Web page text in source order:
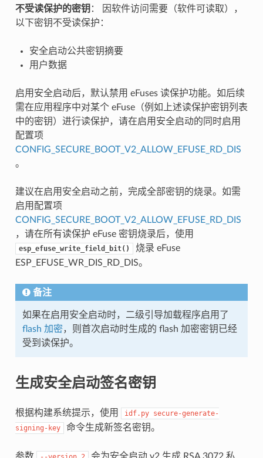
不受读保护的密钥 ： 因软件访问需要（软件可读取），
以下密钥不受读保护：
安全启动公共密钥摘要
用户数据
启用安全启动后，默认禁用 eFuses 读保护功能。如后续
需在应用程序中对某个 eFuse（例如上述读保护密钥列表
中的密钥）进行读保护，请在启用安全启动的同时启用
配置项
CONFIG_SECURE_BOOT_V2_ALLOW_EFUSE_RD_DIS
。
建议在启用安全启动之前，完成全部密钥的烧录。如需
启用配置项
CONFIG_SECURE_BOOT_V2_ALLOW_EFUSE_RD_DIS
，请在所有读保护 eFuse 密钥烧录后，使用
esp_efuse_write_field_bit()
烧录 eFuse
ESP_EFUSE_WR_DIS_RD_DIS。
备注
如果在启用安全启动时，二级引导加载程序启用了
flash 加密，则首次启动时生成的 flash 加密密钥已经
受到读保护。
生成安全启动签名密钥
根据构建系统提示，使用 idf.py secure-generate-
signing-key
命令生成新签名密钥。
参数 会为安全启动 v2 生成 RSA 3072 私